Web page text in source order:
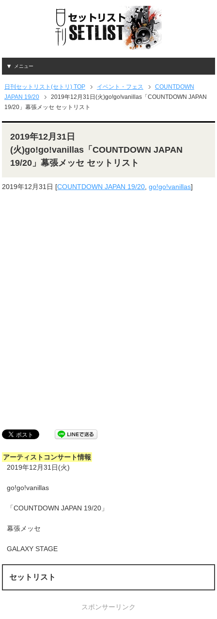
メニュー
日刊セットリスト(セトリ) TOP イベント・フェス
COUNTDOWN
JAPAN 19/20
2019年12月31日(火)go!go!vanillas「COUNTDOWN JAPAN
19/20」幕張メッセ セットリスト
2019年12月31日
(火)go!go!vanillas「COUNTDOWN JAPAN
19/20」幕張メッセ セットリスト
2019年12月31日 [COUNTDOWN JAPAN 19/20,go!go!vanillas]
アーティストコンサート情報
2019年12月31日(火)
go!go!vanillas
「COUNTDOWN JAPAN 19/20」
幕張メッセ
GALAXY STAGE
セットリスト
スポンサーリンク